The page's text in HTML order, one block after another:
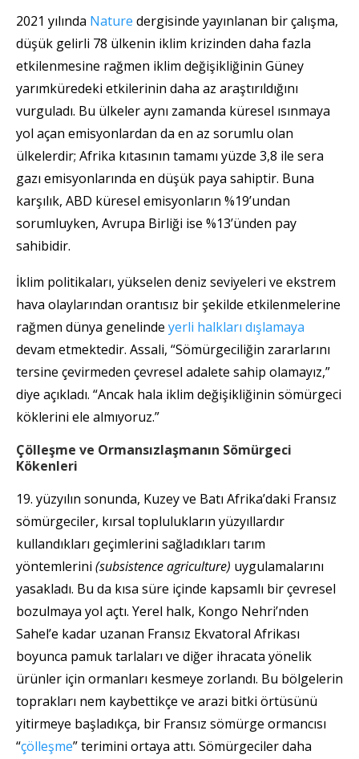
2021 yılında Nature dergisinde yayınlanan bir çalışma,
düşük gelirli 78 ülkenin iklim krizinden daha fazla
etkilenmesine rağmen iklim değişikliğinin Güney
yarımküredeki etkilerinin daha az araştırıldığını
vurguladı. Bu ülkeler aynı zamanda küresel ısınmaya
yol açan emisyonlardan da en az sorumlu olan
ülkelerdir; Afrika kıtasının tamamı yüzde 3,8 ile sera
gazı emisyonlarında en düşük paya sahiptir. Buna
karşılık, ABD küresel emisyonların %19’undan
sorumluyken, Avrupa Birliği ise %13’ünden pay
sahibidir.
İklim politikaları, yükselen deniz seviyeleri ve ekstrem
hava olaylarından orantısız bir şekilde etkilenmelerine
rağmen dünya genelinde yerli halkları dışlamaya
devam etmektedir. Assali, “Sömürgeciliğin zararlarını
tersine çevirmeden çevresel adalete sahip olamayız,”
diye açıkladı. “Ancak hala iklim değişikliğinin sömürgeci
köklerini ele almıyoruz.”
Çölleşme ve Ormansızlaşmanın Sömürgeci
Kökenleri
19. yüzyılın sonunda, Kuzey ve Batı Afrika’daki Fransız
sömürgeciler, kırsal toplulukların yüzyıllardır
kullandıkları geçimlerini sağladıkları tarım
yöntemlerini (subsistence agriculture) uygulamalarını
yasakladı. Bu da kısa süre içinde kapsamlı bir çevresel
bozulmaya yol açtı. Yerel halk, Kongo Nehri’nden
Sahel’e kadar uzanan Fransız Ekvatoral Afrikası
boyunca pamuk tarlaları ve diğer ihracata yönelik
ürünler için ormanları kesmeye zorlandı. Bu bölgelerin
toprakları nem kaybettikçe ve arazi bitki örtüsünü
yitirmeye başladıkça, bir Fransız sömürge ormancısı
“çölleşme” terimini ortaya attı. Sömürgeciler daha